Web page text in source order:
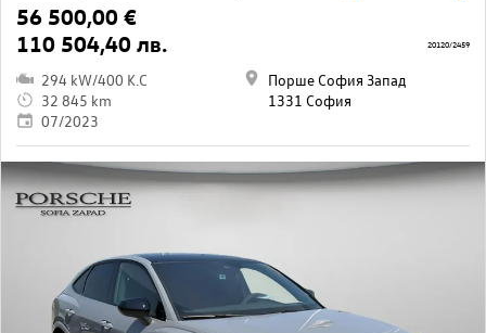
56 500,00 €
110 504,40 лв.
294 kW/400 K.C
32 845 km
07/2023
Порше София Запад
1331 София
20120/2459